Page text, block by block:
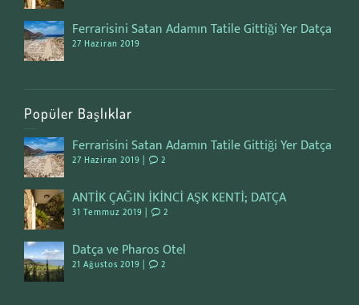
Ferrarisini Satan Adamın Tatile Gittiği Yer Datça
27 Haziran 2019
Popüler Başlıklar
Ferrarisini Satan Adamın Tatile Gittiği Yer Datça
27 Haziran 2019 | 2
ANTİK ÇAĞIN İKİNCİ AŞK KENTİ; DATÇA
31 Temmuz 2019 | 2
Datça ve Pharos Otel
21 Ağustos 2019 | 2